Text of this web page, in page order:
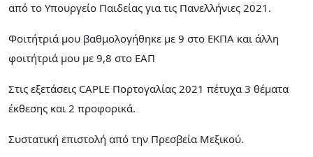
από το Υπουργείο Παιδείας για τις Πανελλήνιες 2021.
Φοιτήτριά μου βαθμολογήθηκε με 9 στο ΕΚΠΑ και άλλη
φοιτήτριά μου με 9,8 στο ΕΑΠ
Στις εξετάσεις CAPLE Πορτογαλίας 2021 πέτυχα 3 θέματα
έκθεσης και 2 προφορικά.
Συστατική επιστολή από την Πρεσβεία Μεξικού.